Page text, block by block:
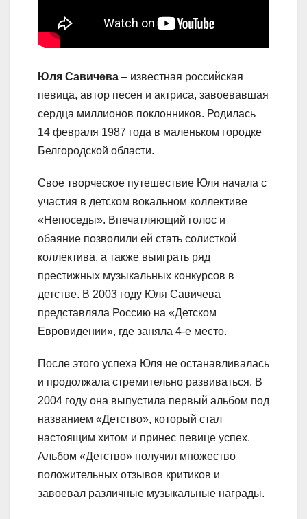
Юля Савичева – известная российская
певица, автор песен и актриса, завоевавшая
сердца миллионов поклонников. Родилась
14 февраля 1987 года в маленьком городке
Белгородской области.
Свое творческое путешествие Юля начала с
участия в детском вокальном коллективе
«Непоседы». Впечатляющий голос и
обаяние позволили ей стать солисткой
коллектива, а также выиграть ряд
престижных музыкальных конкурсов в
детстве. В 2003 году Юля Савичева
представляла Россию на «Детском
Евровидении», где заняла 4-е место.
После этого успеха Юля не останавливалась
и продолжала стремительно развиваться. В
2004 году она выпустила первый альбом под
названием «Детство», который стал
настоящим хитом и принес певице успех.
Альбом «Детство» получил множество
положительных отзывов критиков и
завоевал различные музыкальные награды.